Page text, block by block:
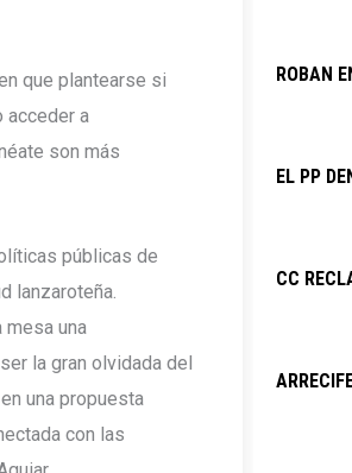
que plantearse si
acceder a
son más
públicas de
lanzaroteña.
una
la gran olvidada del
una propuesta
con las
ROBAN
EL PP
CC